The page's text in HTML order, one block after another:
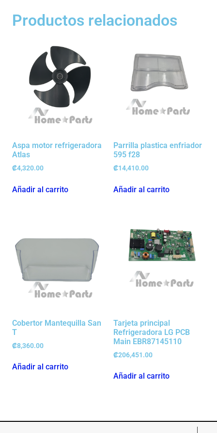
Productos relacionados
Aspa motor refrigeradora
Atlas
₡4,320.00
Añadir al carrito
Parrilla plastica enfriador
595 f28
₡14,410.00
Añadir al carrito
Cobertor Mantequilla San
T
₡8,360.00
Añadir al carrito
Tarjeta principal
Refrigeradora LG PCB
Main EBR87145110
₡206,451.00
Añadir al carrito